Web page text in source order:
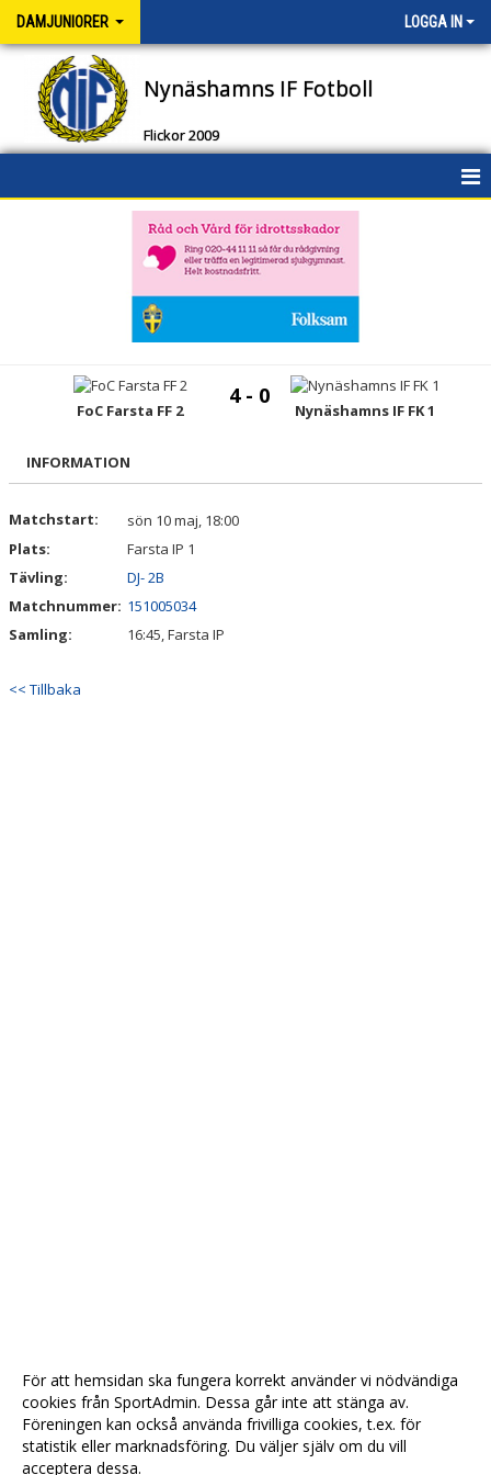
DAMJUNIORER LOGGA IN
Nynäshamns IF Fotboll
Flickor 2009
DOKUMENT
FoC Farsta FF 2
4 - 0
Nynäshamns IF FK 1
INFORMATION
Matchstart:
sön 10 maj, 18:00
Plats:
Farsta IP 1
Tävling:
DJ- 2B
Matchnummer: 151005034
Samling:
16:45, Farsta IP
<< Tillbaka
För att hemsidan ska fungera korrekt använder vi nödvändiga
cookies från SportAdmin. Dessa går inte att stänga av.
Föreningen kan också använda frivilliga cookies, t.ex. för
statistik eller marknadsföring. Du väljer själv om du vill
acceptera dessa.